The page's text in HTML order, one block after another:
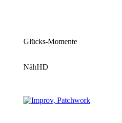
Glücks-Momente
NähHD